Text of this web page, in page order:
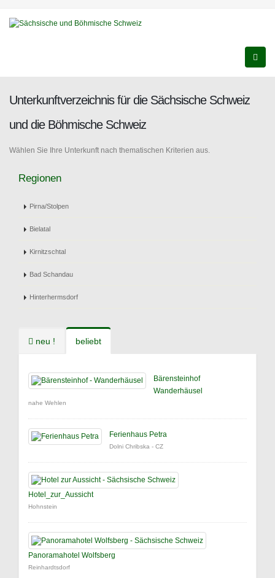
Unterkunftverzeichnis für die Sächsische Schweiz
und die Böhmische Schweiz
Wählen Sie Ihre Unterkunft nach thematischen Kriterien aus.
Regionen
Pirna/Stolpen
Bielatal
Kirnitzschtal
Bad Schandau
Hinterhermsdorf
neu ! beliebt
Bärensteinhof
Wanderhäusel
nahe Wehlen
Ferienhaus Petra
Dolni Chribska - CZ
Hotel_zur_Aussicht
Hohnstein
Panoramahotel Wolfsberg
Reinhardtsdorf